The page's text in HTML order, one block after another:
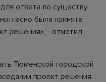
ответа по существу.
была принята
решения», - отметил
Тюменской городской
проект решения.